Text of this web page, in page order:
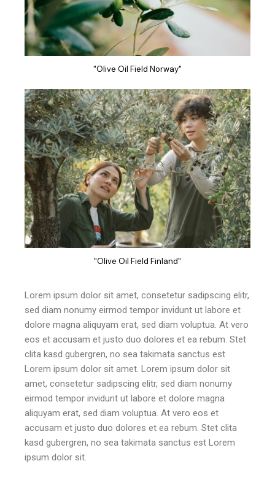
"Olive Oil Field Norway"
"Olive Oil Field Finland"
Lorem ipsum dolor sit amet, consetetur sadipscing elitr,
sed diam nonumy eirmod tempor invidunt ut labore et
dolore magna aliquyam erat, sed diam voluptua. At vero
eos et accusam et justo duo dolores et ea rebum. Stet
clita kasd gubergren, no sea takimata sanctus est
Lorem ipsum dolor sit amet. Lorem ipsum dolor sit
amet, consetetur sadipscing elitr, sed diam nonumy
eirmod tempor invidunt ut labore et dolore magna
aliquyam erat, sed diam voluptua. At vero eos et
accusam et justo duo dolores et ea rebum. Stet clita
kasd gubergren, no sea takimata sanctus est Lorem
ipsum dolor sit.